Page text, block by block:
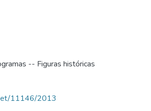
-- Figuras históricas
11146/2013